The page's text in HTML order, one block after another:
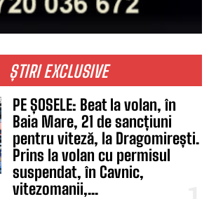
ȘTIRI EXCLUSIVE
PE ȘOSELE: Beat la volan, în
Baia Mare, 21 de sancțiuni
pentru viteză, la Dragomirești.
Prins la volan cu permisul
suspendat, în Cavnic,
vitezomanii,...